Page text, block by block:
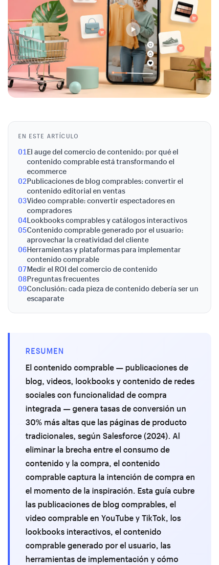
EN ESTE ARTÍCULO
01El auge del comercio de contenido: por qué el
contenido comprable está transformando el
ecommerce
02Publicaciones de blog comprables: convertir el
contenido editorial en ventas
03Video comprable: convertir espectadores en
compradores
04Lookbooks comprables y catálogos interactivos
05Contenido comprable generado por el usuario:
aprovechar la creatividad del cliente
06Herramientas y plataformas para implementar
contenido comprable
07Medir el ROI del comercio de contenido
08Preguntas frecuentes
09Conclusión: cada pieza de contenido debería ser un
escaparate
RESUMEN
El contenido comprable — publicaciones de
blog, videos, lookbooks y contenido de redes
sociales con funcionalidad de compra
integrada — genera tasas de conversión un
30% más altas que las páginas de producto
tradicionales, según Salesforce (2024). Al
eliminar la brecha entre el consumo de
contenido y la compra, el contenido
comprable captura la intención de compra en
el momento de la inspiración. Esta guía cubre
las publicaciones de blog comprables, el
video comprable en YouTube y TikTok, los
lookbooks interactivos, el contenido
comprable generado por el usuario, las
herramientas de implementación y cómo